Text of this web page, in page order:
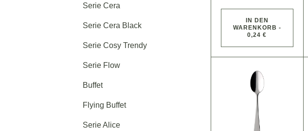
IN DEN
WARENKORB -
0,24 €
Serie Cera
Serie Cera Black
Serie Cosy Trendy
Serie Flow
Buffet
Flying Buffet
Serie Alice